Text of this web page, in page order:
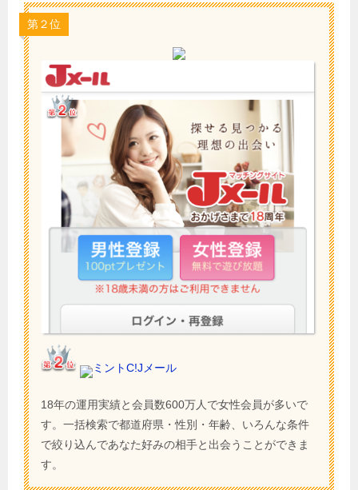
第２位
ミントC!Jメール
18年の運用実績と会員数600万人で女性会員が多いで
す。一括検索で都道府県・性別・年齢、いろんな条件
で絞り込んであなた好みの相手と出会うことができま
す。